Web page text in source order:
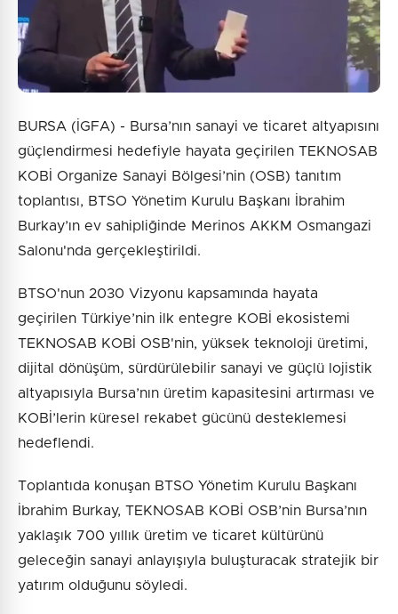
BURSA (İGFA) - Bursa’nın sanayi ve ticaret altyapısını
güçlendirmesi hedefiyle hayata geçirilen TEKNOSAB
KOBİ Organize Sanayi Bölgesi’nin (OSB) tanıtım
toplantısı, BTSO Yönetim Kurulu Başkanı İbrahim
Burkay’ın ev sahipliğinde Merinos AKKM Osmangazi
Salonu'nda gerçekleştirildi.
BTSO'nun 2030 Vizyonu kapsamında hayata
geçirilen Türkiye’nin ilk entegre KOBİ ekosistemi
TEKNOSAB KOBİ OSB'nin, yüksek teknoloji üretimi,
dijital dönüşüm, sürdürülebilir sanayi ve güçlü lojistik
altyapısıyla Bursa’nın üretim kapasitesini artırması ve
KOBİ’lerin küresel rekabet gücünü desteklemesi
hedeflendi.
Toplantıda konuşan BTSO Yönetim Kurulu Başkanı
İbrahim Burkay, TEKNOSAB KOBİ OSB’nin Bursa’nın
yaklaşık 700 yıllık üretim ve ticaret kültürünü
geleceğin sanayi anlayışıyla buluşturacak stratejik bir
yatırım olduğunu söyledi.